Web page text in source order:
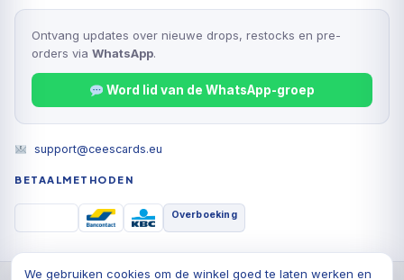
Ontvang updates over nieuwe drops, restocks en pre-
orders via WhatsApp.
Word lid van de WhatsApp-groep
support@ceescards.eu
BETAALMETHODEN
Overboeking
We gebruiken cookies om de winkel goed te laten werken en